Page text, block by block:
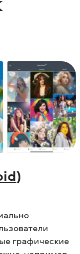
)
графические